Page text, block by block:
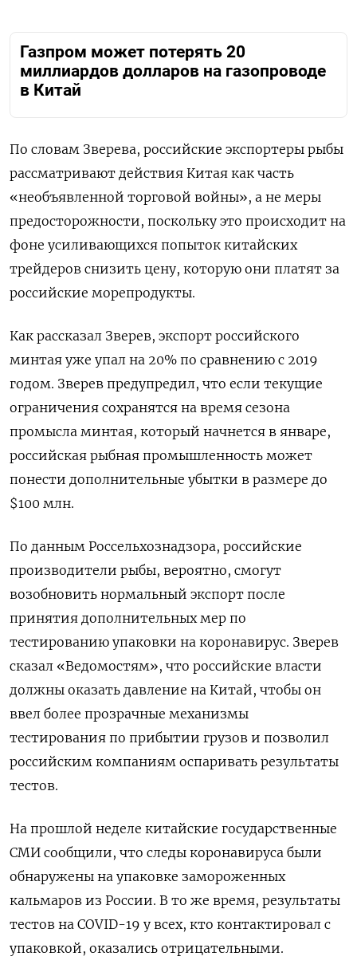
Газпром может потерять 20
миллиардов долларов на газопроводе
в Китай
По словам Зверева, российские экспортеры рыбы
рассматривают действия Китая как часть
«необъявленной торговой войны», а не меры
предосторожности, поскольку это происходит на
фоне усиливающихся попыток китайских
трейдеров снизить цену, которую они платят за
российские морепродукты.
Как рассказал Зверев, экспорт российского
минтая уже упал на 20% по сравнению с 2019
годом. Зверев предупредил, что если текущие
ограничения сохранятся на время сезона
промысла минтая, который начнется в январе,
российская рыбная промышленность может
понести дополнительные убытки в размере до
$100 млн.
По данным Россельхознадзора, российские
производители рыбы, вероятно, смогут
возобновить нормальный экспорт после
принятия дополнительных мер по
тестированию упаковки на коронавирус. Зверев
сказал «Ведомостям», что российские власти
должны оказать давление на Китай, чтобы он
ввел более прозрачные механизмы
тестирования по прибытии грузов и позволил
российским компаниям оспаривать результаты
тестов.
На прошлой неделе китайские государственные
СМИ сообщили, что следы коронавируса были
обнаружены на упаковке замороженных
кальмаров из России. В то же время, результаты
тестов на COVID-19 у всех, кто контактировал с
упаковкой, оказались отрицательными.